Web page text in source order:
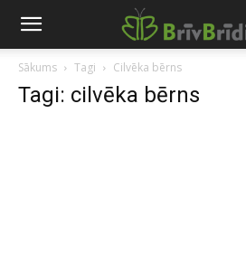
Sākums Tagi Cilvēka bērns
Tagi: cilvēka bērns